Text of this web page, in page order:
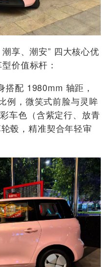
享、潮安” 四大核心优
价值标杆：
配 1980mm 轴距，
例，微笑式前脸与灵眸
车色（含紫定行、放青
毂，精准契合年轻审